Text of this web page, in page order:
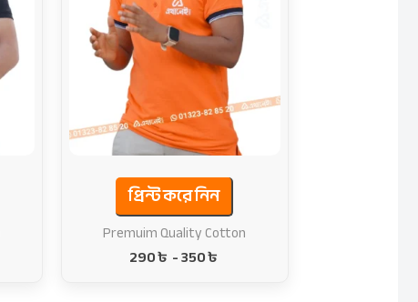
প্রিন্ট করে নিন
Premuim Quality Cotton
290৳ -350৳